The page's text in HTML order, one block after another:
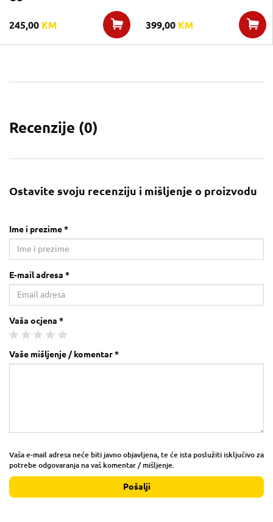
245,00 KM 399,00 KM
Recenzije (0)
Ostavite svoju recenziju i mišljenje o proizvodu
Ime i prezime *
E-mail adresa *
Vaša ocjena *
Vaše mišljenje / komentar *
Vaša e-mail adresa neće biti javno objavljena, te će ista poslužiti isključivo za
potrebe odgovaranja na vaš komentar / mišljenje.
Pošalji